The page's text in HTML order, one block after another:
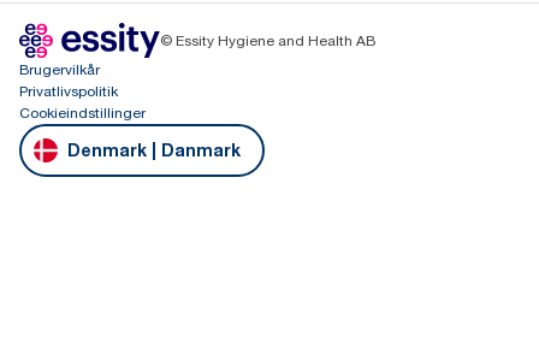
© Essity Hygiene and Health AB
Brugervilkår
Privatlivspolitik
Cookieindstillinger
Denmark | Danmark